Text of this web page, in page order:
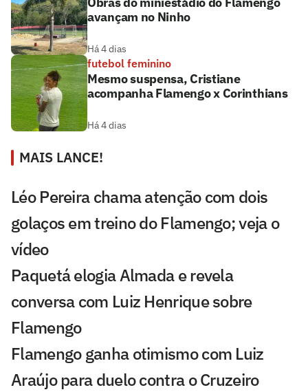
avançam no Ninho
Há 4 dias
futebol feminino
Mesmo suspensa, Cristiane
acompanha Flamengo x Corinthians
Há 4 dias
MAIS LANCE!
Léo Pereira chama atenção com dois
golaços em treino do Flamengo; veja o
vídeo
Paquetá elogia Almada e revela
conversa com Luiz Henrique sobre
Flamengo
Flamengo ganha otimismo com Luiz
Araújo para duelo contra o Cruzeiro